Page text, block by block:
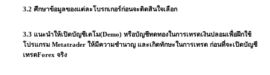
3.2 ศึกษาข้อมูลของแต่ละโบรกเกอร์ก่อนจะติดสินใจเลือก
3.3 แนะนำให้เปิดบัญชีเดโม(Demo) หรือบัญชีทดทองในการเทรดเงินปลอมเพื่อฝึกใช้
โปรแกรม Metatrader ให้มีความชำนาญ และเกิดทักษะในการเทรด ก่อนที่จะเปิดบัญชี
เทรดForex จริง